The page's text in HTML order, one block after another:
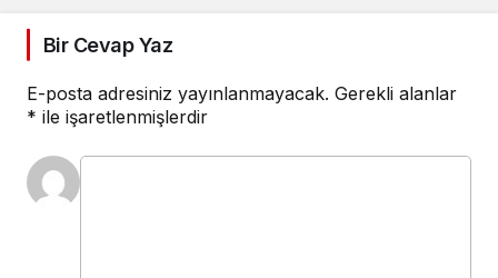
Bir Cevap Yaz
E-posta adresiniz yayınlanmayacak. Gerekli alanlar
* ile işaretlenmişlerdir